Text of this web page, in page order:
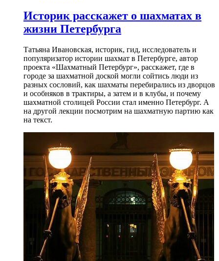
Историк расскажет о шахматах в
жизни Петербурга
Татьяна Ивановская, историк, гид, исследователь и
популяризатор истории шахмат в Петербурге, автор
проекта «Шахматный Петербург», расскажет, где в
городе за шахматной доской могли сойтись люди из
разных сословий, как шахматы перебирались из дворцов
и особняков в трактиры, а затем и в клубы, и почему
шахматной столицей России стал именно Петербург. А
на другой лекции посмотрим на шахматную партию как
на текст.